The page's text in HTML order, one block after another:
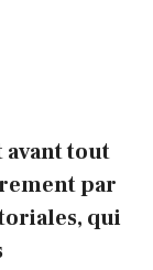
avant tout
par
qui